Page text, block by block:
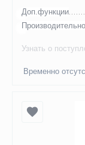
Доп.функции
Узнать о
Временно